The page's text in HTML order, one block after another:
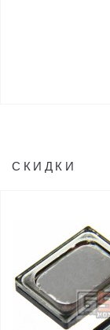
СКИДКИ